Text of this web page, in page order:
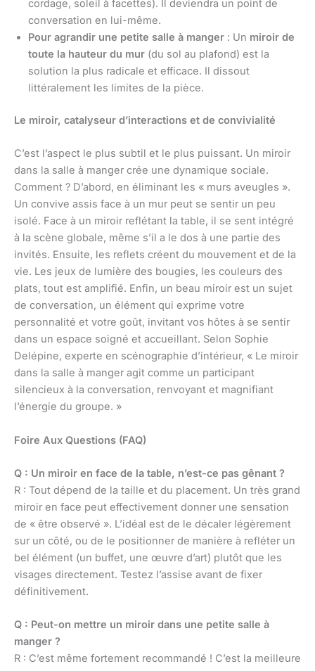
cordage, soleil à facettes). Il deviendra un point de
conversation en lui-même.
Pour agrandir une petite salle à manger : Un miroir de
toute la hauteur du mur (du sol au plafond) est la
solution la plus radicale et efficace. Il dissout
littéralement les limites de la pièce.
Le miroir, catalyseur d’interactions et de convivialité
C’est l’aspect le plus subtil et le plus puissant. Un miroir
dans la salle à manger crée une dynamique sociale.
Comment ? D’abord, en éliminant les « murs aveugles ».
Un convive assis face à un mur peut se sentir un peu
isolé. Face à un miroir reflétant la table, il se sent intégré
à la scène globale, même s’il a le dos à une partie des
invités. Ensuite, les reflets créent du mouvement et de la
vie. Les jeux de lumière des bougies, les couleurs des
plats, tout est amplifié. Enfin, un beau miroir est un sujet
de conversation, un élément qui exprime votre
personnalité et votre goût, invitant vos hôtes à se sentir
dans un espace soigné et accueillant. Selon Sophie
Delépine, experte en scénographie d’intérieur, « Le miroir
dans la salle à manger agit comme un participant
silencieux à la conversation, renvoyant et magnifiant
l’énergie du groupe. »
Foire Aux Questions (FAQ)
Q : Un miroir en face de la table, n’est-ce pas gênant ?
R : Tout dépend de la taille et du placement. Un très grand
miroir en face peut effectivement donner une sensation
de « être observé ». L’idéal est de le décaler légèrement
sur un côté, ou de le positionner de manière à refléter un
bel élément (un buffet, une œuvre d’art) plutôt que les
visages directement. Testez l’assise avant de fixer
définitivement.
Q : Peut-on mettre un miroir dans une petite salle à
manger ?
R : C’est même fortement recommandé ! C’est la meilleure